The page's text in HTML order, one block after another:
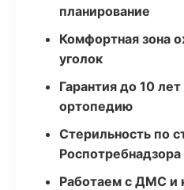
планирование
Комфортная зона
уголок
Гарантия до 10
ортопедию
Стерильность по
Роспотребнадзора
Работаем с ДМС и